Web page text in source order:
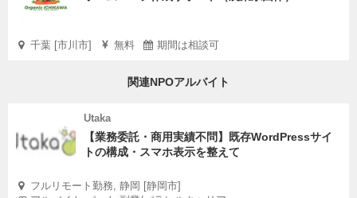
千葉 [市川市] 無料 期間は相談可
関連NPOアルバイト
Utaka
【業務委託・商用実績不問】既存WordPressサイ
トの構成・スマホ表示を整えて
フルリモート勤務, 静岡 [静岡市]